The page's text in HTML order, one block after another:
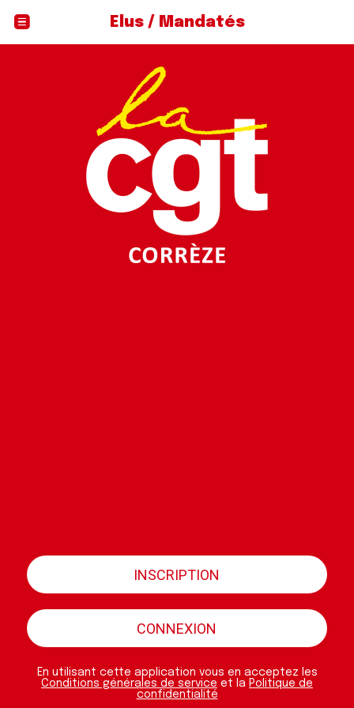
Élus / Mandatés
INSCRIPTION
CONNEXION
En utilisant cette application vous en acceptez les
Conditions générales de service et la Politique de
confidentialité